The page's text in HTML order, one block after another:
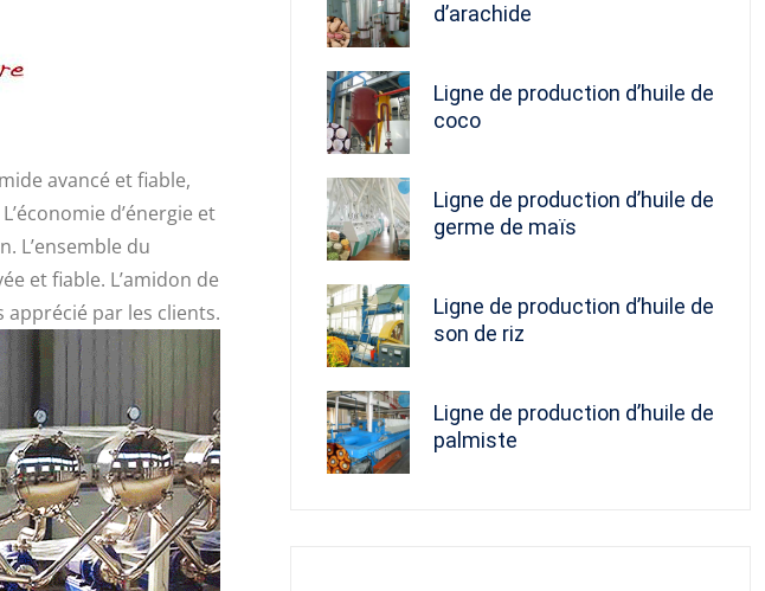
avancé et fiable,
d’énergie et
L’ensemble du
et fiable. L’amidon de
par les clients.
d’arachide
Ligne de production d’huile de
coco
Ligne de production d’huile de
germe de maïs
Ligne de production d’huile de
son de riz
Ligne de production d’huile de
palmiste